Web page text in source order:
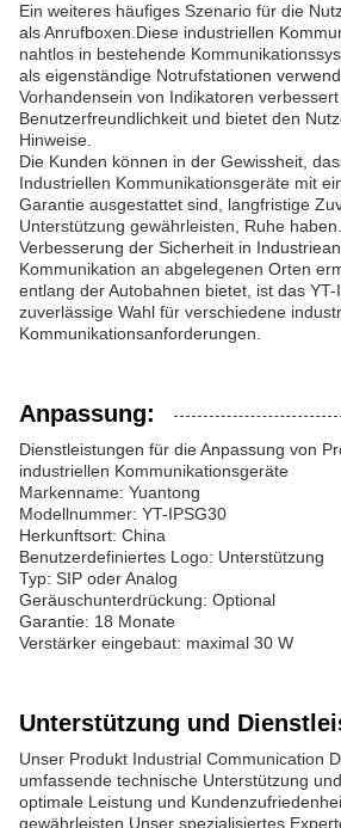
Ein weiteres häufiges Szenario für die
als Anrufboxen.Diese industriellen
nahtlos in bestehende
als eigenständige Notrufstationen
Vorhandensein von Indikatoren
Benutzerfreundlichkeit und bietet den
Hinweise.
Die Kunden können in der Gewissheit,
Industriellen Kommunikationsgeräte mit
Garantie ausgestattet sind, langfristige
Unterstützung gewährleisten, Ruhe
Verbesserung der Sicherheit in
Kommunikation an abgelegenen Orten
entlang der Autobahnen bietet, ist das
zuverlässige Wahl für verschiedene
Kommunikationsanforderungen.
Anpassung:
Dienstleistungen für die Anpassung von
industriellen Kommunikationsgeräte
Markenname: Yuantong
Modellnummer: YT-IPSG30
Herkunftsort: China
Benutzerdefiniertes Logo: Unterstützung
Typ: SIP oder Analog
Geräuschunterdrückung: Optional
Garantie: 18 Monate
Verstärker eingebaut: maximal 30 W
Unterstützung und
Unser Produkt Industrial Communication
umfassende technische Unterstützung
optimale Leistung und
gewährleisten.Unser spezialisiertes